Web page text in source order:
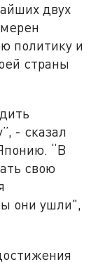
двух
политику и
страны
- сказал
“В
свою
они ушли",